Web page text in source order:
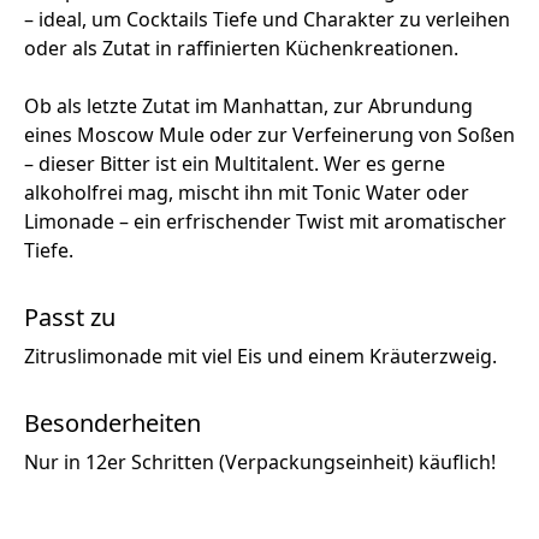
– ideal, um Cocktails Tiefe und Charakter zu verleihen
oder als Zutat in raffinierten Küchenkreationen.
Ob als letzte Zutat im Manhattan, zur Abrundung
eines Moscow Mule oder zur Verfeinerung von Soßen
– dieser Bitter ist ein Multitalent. Wer es gerne
alkoholfrei mag, mischt ihn mit Tonic Water oder
Limonade – ein erfrischender Twist mit aromatischer
Tiefe.
Passt zu
Zitruslimonade mit viel Eis und einem Kräuterzweig.
Besonderheiten
Nur in 12er Schritten (Verpackungseinheit) käuflich!